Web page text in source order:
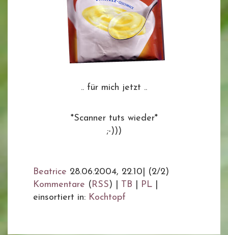
.. für mich jetzt ..
*Scanner tuts wieder*
;-)))
Beatrice 28.06.2004, 22.10
(2/2)
Kommentare (RSS) | TB PL
einsortiert in: Kochtopf